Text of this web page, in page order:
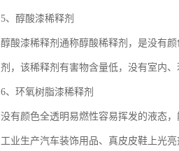
5、醇酸漆稀释剂
醇酸漆稀释剂通称醇酸稀释剂，是没有
剂，该稀释剂有害物含量低，没有室内、
6、环氧树脂漆稀释剂
没有颜色全透明易燃性容易挥发的液态
工业生产汽车装饰用品、真皮皮鞋上光